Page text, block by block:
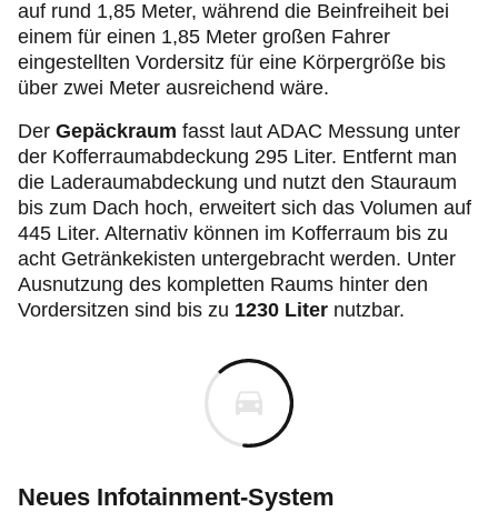
auf rund 1,85 Meter, während die Beinfreiheit bei
einem für einen 1,85 Meter großen Fahrer
eingestellten Vordersitz für eine Körpergröße bis
über zwei Meter ausreichend wäre.
Der Gepäckraum fasst laut ADAC Messung unter
der Kofferraumabdeckung 295 Liter. Entfernt man
die Laderaumabdeckung und nutzt den Stauraum
bis zum Dach hoch, erweitert sich das Volumen auf
445 Liter. Alternativ können im Kofferraum bis zu
acht Getränkekisten untergebracht werden. Unter
Ausnutzung des kompletten Raums hinter den
Vordersitzen sind bis zu 1230 Liter nutzbar.
Neues Infotainment-System